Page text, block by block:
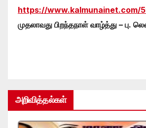
https://www.kalmunainet.com/
முதலாவது பிறந்தநாள் வாழ்த்து – பு.
அறிவித்தல்கள்